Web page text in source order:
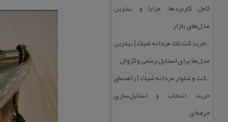
كامل كاربردها، مزایا و بهترین
مدل‌های بازار
::خرید كت تك مردانه شیك | بهترین
مدل‌ها برای استایل رسمی و كژوال
::كت و شلوار مردانه شیك | راهنمای
خرید، انتخاب و استایل‌سازی
حرفه‌ای